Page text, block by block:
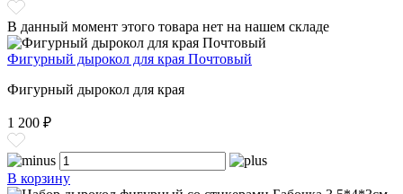
В данный момент этого товара нет на нашем складе
Фигурный дырокол для края Почтовый
Фигурный дырокол для края
1 200 ₽
В корзину